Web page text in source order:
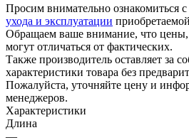
Просим внимательно ознакомиться с
ухода и эксплуатации
Обращаем ваше внимание, что цены,
могут отличаться от фактических.
Также производитель оставляет за
характеристики товара без
Пожалуйста, уточняйте цену и
менеджеров.
Характеристики
Длина
—